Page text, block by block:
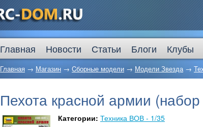
Главная Новости Статьи Блоги Клубы
Главная → Магазин → Cборные модели → Модели Звезда→
Пехота красной армии
Категории: Техника ВОВ - 1/35